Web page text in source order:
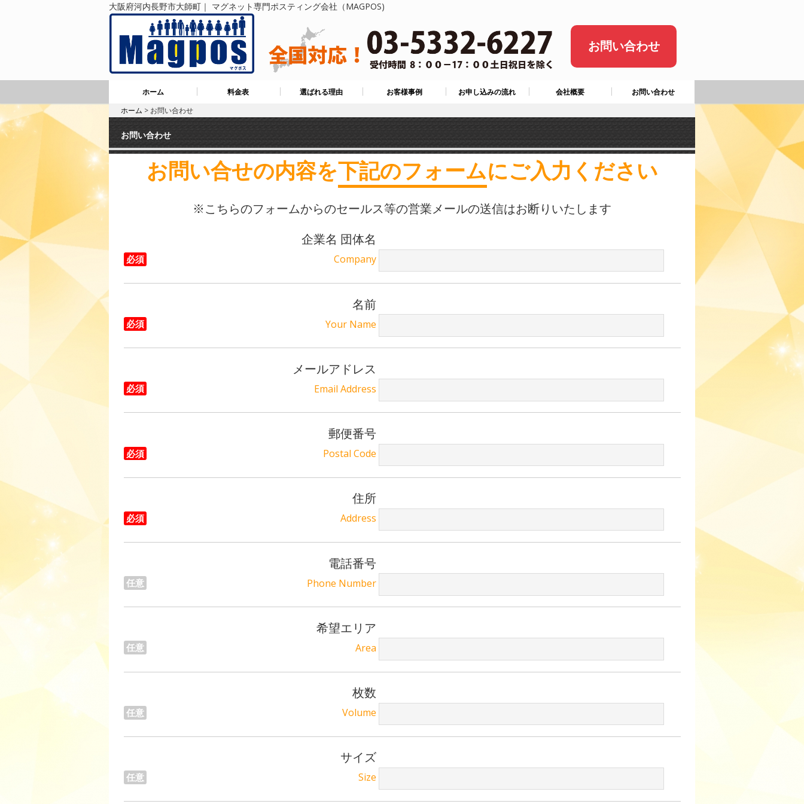
大阪府河内長野市大師町｜ マグネット専門ポスティング会社（MAGPOS)
お問い合わせ
ホーム 料金表 選ばれる理由 お客様事例 お申し込みの流れ 会社概要
お問い合わせ
ホーム > お問い合わせ
お問い合わせ
お問い合せの内容を下記のフォームにご入力ください
※こちらのフォームからのセールス等の営業メールの送信はお断りいたします
必須
企業名 団体名
Company
必須
名前
Your Name
必須
メールアドレス
Email Address
必須
郵便番号
Postal Code
必須
住所
Address
任意
電話番号
Phone Number
任意
希望エリア
Area
任意
枚数
Volume
任意
サイズ
Size